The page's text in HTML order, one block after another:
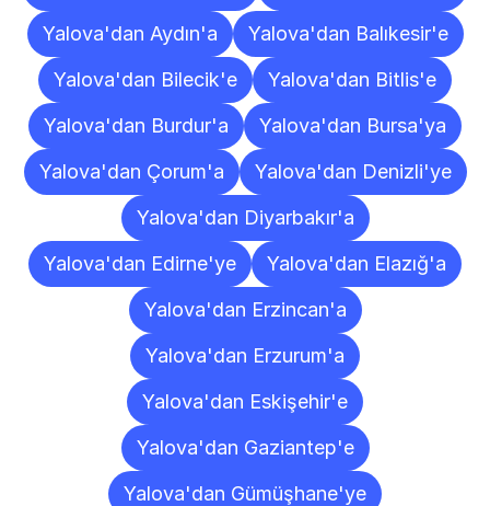
Yalova'dan Aydın'a
Yalova'dan Balıkesir'e
Yalova'dan Bilecik'e
Yalova'dan Bitlis'e
Yalova'dan Burdur'a
Yalova'dan Bursa'ya
Yalova'dan Çorum'a
Yalova'dan Denizli'ye
Yalova'dan Diyarbakır'a
Yalova'dan Edirne'ye
Yalova'dan Elazığ'a
Yalova'dan Erzincan'a
Yalova'dan Erzurum'a
Yalova'dan Eskişehir'e
Yalova'dan Gaziantep'e
Yalova'dan Gümüşhane'ye